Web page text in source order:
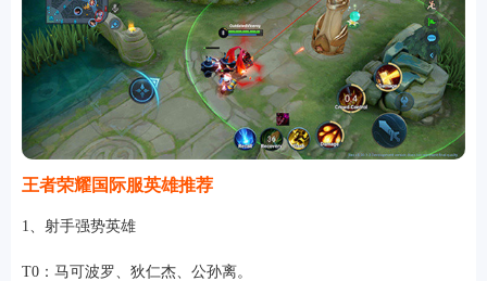
王者荣耀国际服英雄推荐
1、射手强势英雄
T0：马可波罗、狄仁杰、公孙离。